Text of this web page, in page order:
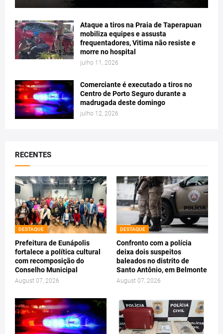
Ataque a tiros na Praia de Taperapuan
mobiliza equipes e assusta
frequentadores, Vitima não resiste e
morre no hospital
julho 11, 2026
Comerciante é executado a tiros no
Centro de Porto Seguro durante a
madrugada deste domingo
julho 12, 2026
RECENTES
DESTAQUE
Prefeitura de Eunápolis
fortalece a política cultural
com recomposição do
Conselho Municipal
August 07, 2026
DESTAQUE
Confronto com a polícia
deixa dois suspeitos
baleados no distrito de
Santo Antônio, em Belmonte
August 07, 2026